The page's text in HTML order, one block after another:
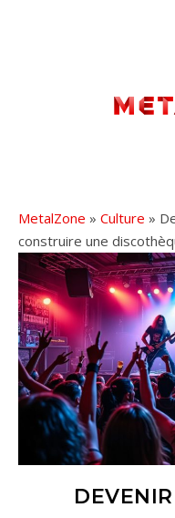
MetalZone » Culture »
construire une